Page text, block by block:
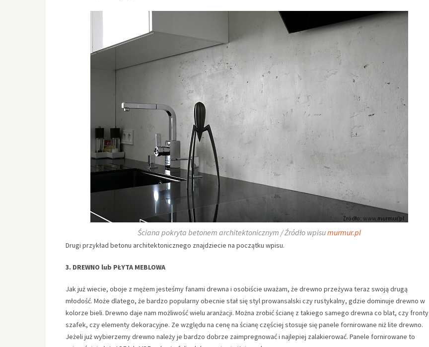
Ściana pokryta betonem architektonicznym / Źródło wpisumurmur.pl
Drugi przykład betonu architektonicznego znajdziecie na początku wpisu.
3. DREWNO lub PŁYTA MEBLOWA
Jak już wiecie, oboje z mężem jesteśmy fanami drewna i osobiście uważam, że drewno przeżywa teraz swoją drugą
młodość. Może dlatego, że bardzo popularny obecnie stał się styl prowansalski czy rustykalny, gdzie dominuje drewno w
kolorze bieli. Drewno daje nam możliwość wielu aranżacji. Można zrobić ścianę z takiego samego drewna co blat, czy fronty
szafek, czy elementy dekoracyjne. Ze względu na cenę na ścianę częściej stosuje się panele fornirowane niż lite drewno.
Jeżeli już wybierzemy drewno należy je bardzo dobrze zaimpregnować i najlepiej zalakierować. Panele fornirowane to